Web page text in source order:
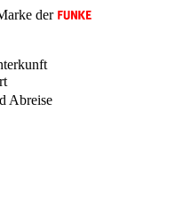
der
Abreise